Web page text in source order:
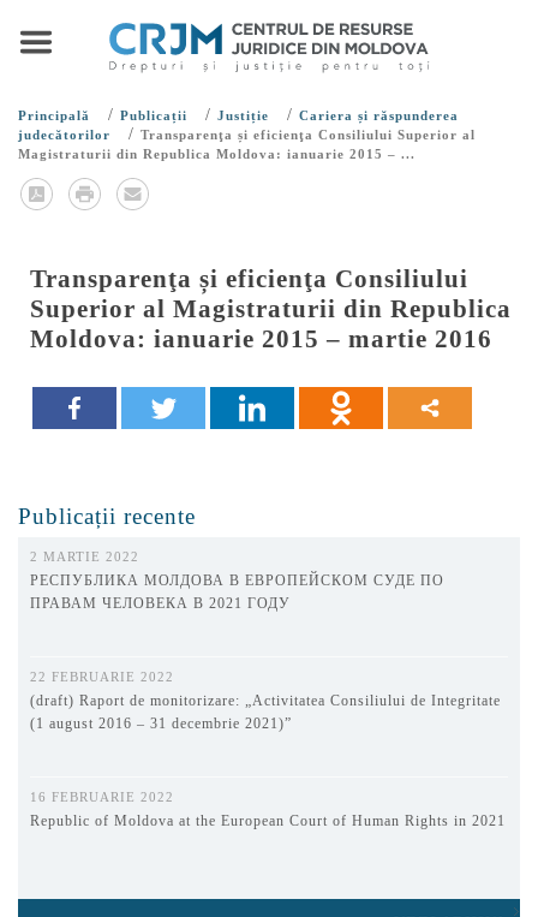
Principală / Publicații / Justiție / Cariera și răspunderea
judecătorilor
/ Transparenţa și eficienţa Consiliului Superior al
Magistraturii din Republica Moldova: ianuarie 2015 – ...
Transparenţa și eficienţa Consiliului
Superior al Magistraturii din Republica
Moldova: ianuarie 2015 – martie 2016
Publicații recente
2 MARTIE 2022
РЕСПУБЛИКА МОЛДОВА В ЕВРОПЕЙСКОМ СУДЕ ПО
ПРАВАМ ЧЕЛОВЕКА В 2021 ГОДУ
22 FEBRUARIE 2022
(draft) Raport de monitorizare: „Activitatea Consiliului de Integritate
(1 august 2016 – 31 decembrie 2021)”
16 FEBRUARIE 2022
Republic of Moldova at the European Court of Human Rights in 2021